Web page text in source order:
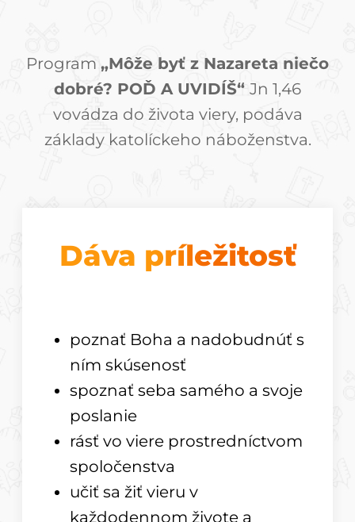
Program „Môže byť z Nazareta niečo
dobré? POĎ A UVIDÍŠ“ Jn 1,46
vovádza do života viery, podáva
základy katolíckeho náboženstva.
Dáva príležitosť
poznať Boha a nadobudnúť s
ním skúsenosť
spoznať seba samého a svoje
poslanie
rásť vo viere prostredníctvom
spoločenstva
učiť sa žiť vieru v
každodennom živote a